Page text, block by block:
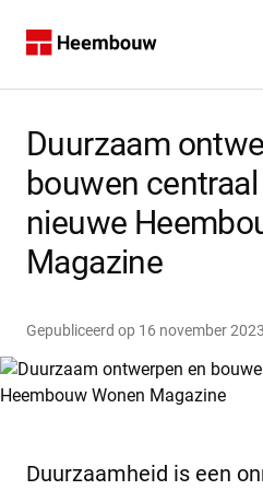
Home
Contact
Duurzaam
bouwen
nieuwe
Magazine
Gepubliceerd op 16 november 2023
Duurzaamheid is een